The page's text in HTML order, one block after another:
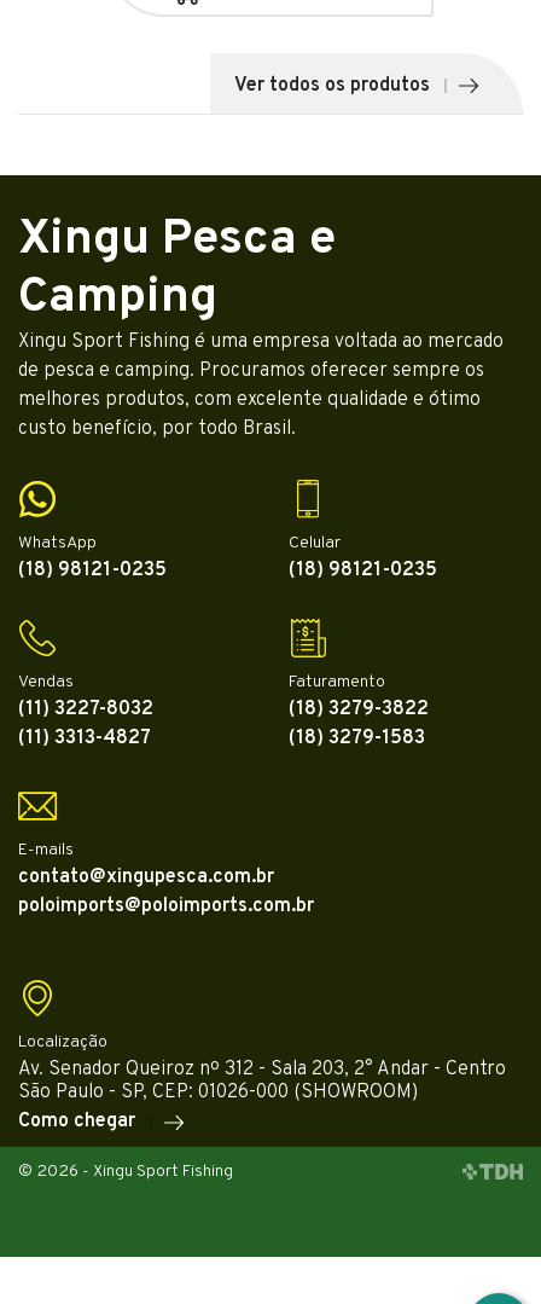
Ver todos os produtos
Xingu Pesca e
Camping
Xingu Sport Fishing é uma empresa voltada ao mercado
de pesca e camping. Procuramos oferecer sempre os
melhores produtos, com excelente qualidade e ótimo
custo benefício, por todo Brasil.
WhatsApp
(18) 98121-0235
Celular
(18) 98121-0235
Vendas
(11) 3227-8032
(11) 3313-4827
Faturamento
(18) 3279-3822
(18) 3279-1583
E-mails
contato@xingupesca.com.br
poloimports@poloimports.com.br
Localização
Av. Senador Queiroz nº 312 - Sala 203, 2° Andar - Centro
São Paulo - SP, CEP: 01026-000 (SHOWROOM)
Como chegar
© 2026 - Xingu Sport Fishing